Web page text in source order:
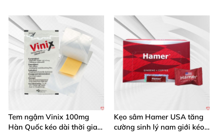
Tem ngậm Vinix 100mg
Hàn Quốc kéo dài thời gian
Kẹo sâm Hamer USA tăng
cường sinh lý nam giới kéo